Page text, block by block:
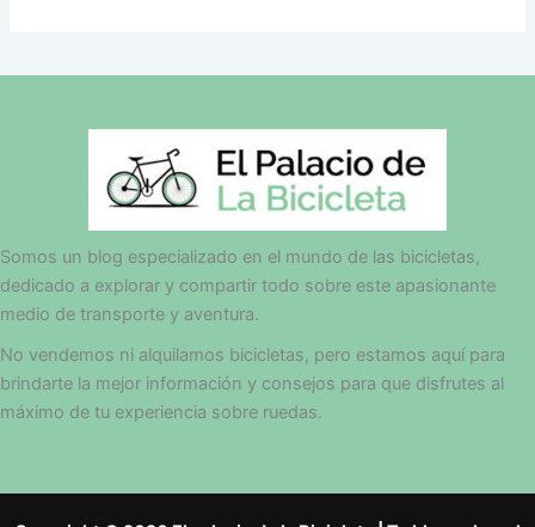
Somos un blog especializado en el mundo de las bicicletas,
dedicado a explorar y compartir todo sobre este apasionante
medio de transporte y aventura.
No vendemos ni alquilamos bicicletas, pero estamos aquí para
brindarte la mejor información y consejos para que disfrutes al
máximo de tu experiencia sobre ruedas.